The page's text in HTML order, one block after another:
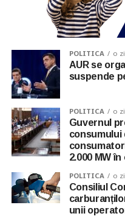
POLITICA o
AUR se
suspende
POLITICA o
Guvernul
consumului
2.000 MW
POLITICA o
Consiliul
unii